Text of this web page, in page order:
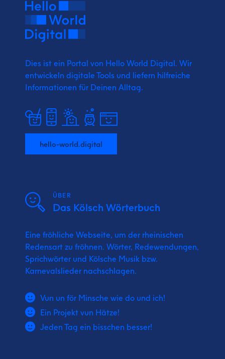
Dies ist ein Portal von Hello World Digital. Wir
entwickeln digitale Tools und liefern hilfreiche
Informationen für Deinen Alltag.
hello-world.digital
ÜBER
Das Kölsch Wörterbuch
Eine fröhliche Webseite, um der rheinischen
Redensart zu fröhnen. Wörter, Redewendungen,
Sprichwörter und Kölsche Musik bzw.
Karnevalslieder nachschlagen.
Vun un för Minsche wie do und ich!
Ein Projekt vun Hätze!
Jeden Tag ein bisschen besser!